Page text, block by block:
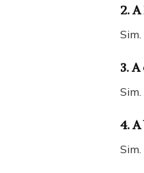
2.
3.
4.